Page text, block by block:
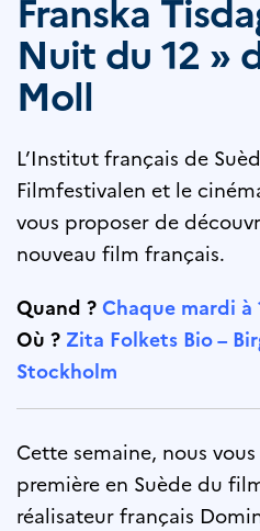
Franska
Nuit du 12 »
Moll
L’Institut français de
Filmfestivalen et le
vous proposer de
nouveau film français.
Quand ? Chaque mardi à
Où ? Zita Folkets Bio –
Stockholm
Cette semaine, nous
première en Suède du
réalisateur français